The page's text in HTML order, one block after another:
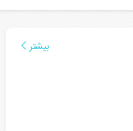
بیشتر